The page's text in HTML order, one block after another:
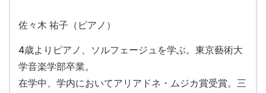
佐々木 祐子（ピアノ）
4歳よりピアノ、ソルフェージュを学ぶ。東京藝術大
学音楽学部卒業。
在学中、学内においてアリアドネ・ムジカ賞受賞。三